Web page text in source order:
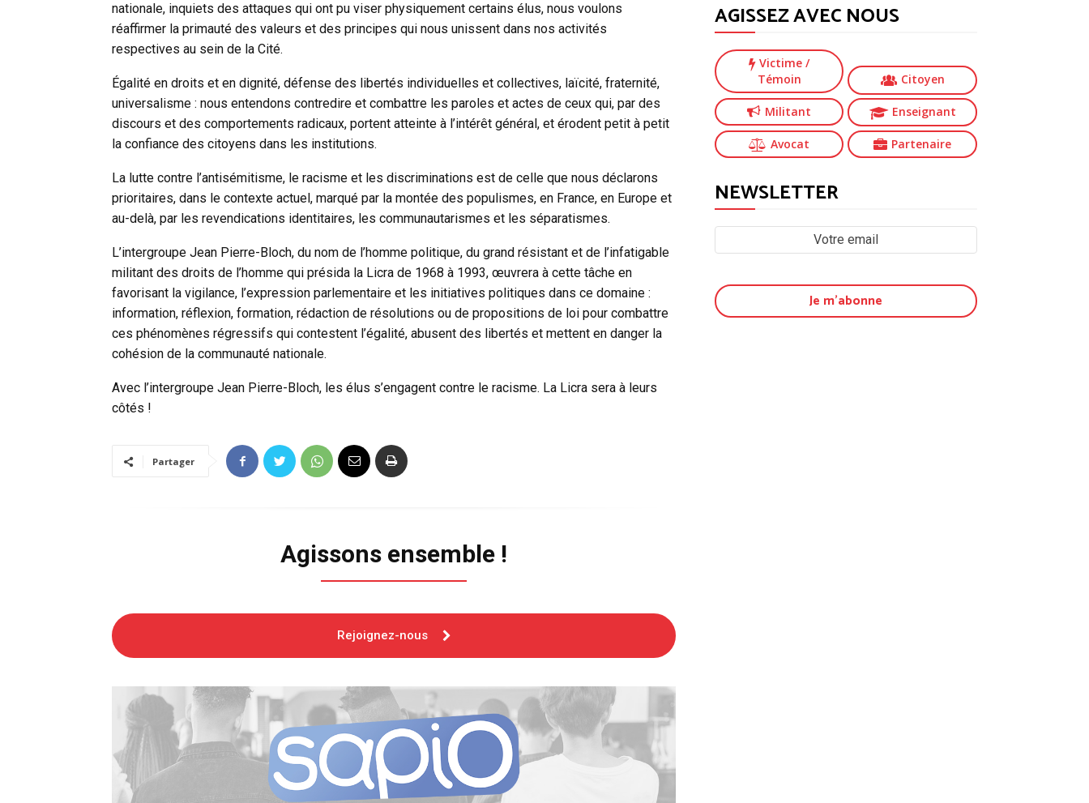
nationale, inquiets des attaques qui ont pu viser physiquement certains élus, nous voulons
réaffirmer la primauté des valeurs et des principes qui nous unissent dans nos activités
respectives au sein de la Cité.
Égalité en droits et en dignité, défense des libertés individuelles et collectives, laïcité, fraternité,
universalisme : nous entendons contredire et combattre les paroles et actes de ceux qui, par des
discours et des comportements radicaux, portent atteinte à l’intérêt général, et érodent petit à petit
la confiance des citoyens dans les institutions.
La lutte contre l’antisémitisme, le racisme et les discriminations est de celle que nous déclarons
prioritaires, dans le contexte actuel, marqué par la montée des populismes, en France, en Europe et
au-delà, par les revendications identitaires, les communautarismes et les séparatismes.
L’intergroupe Jean Pierre-Bloch, du nom de l’homme politique, du grand résistant et de l’infatigable
militant des droits de l’homme qui présida la Licra de 1968 à 1993, œuvrera à cette tâche en
favorisant la vigilance, l’expression parlementaire et les initiatives politiques dans ce domaine :
information, réflexion, formation, rédaction de résolutions ou de propositions de loi pour combattre
ces phénomènes régressifs qui contestent l’égalité, abusent des libertés et mettent en danger la
cohésion de la communauté nationale.
Avec l’intergroupe Jean Pierre-Bloch, les élus s’engagent contre le racisme. La Licra sera à leurs
côtés !
Partager
Agissons ensemble !
Rejoignez-nous
AGISSEZ AVEC NOUS
Victime/
Témoin
Citoyen
Militant Enseignant
Avocat Partenaire
NEWSLETTER